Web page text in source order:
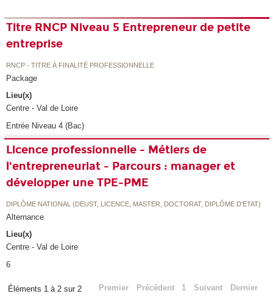
Titre RNCP Niveau 5 Entrepreneur de petite
entreprise
RNCP - TITRE À FINALITÉ PROFESSIONNELLE
Package
Lieu(x)
Centre - Val de Loire
Entrée Niveau 4 (Bac)
Licence professionnelle - Métiers de
l'entrepreneuriat - Parcours : manager et
développer une TPE-PME
DIPLÔME NATIONAL (DEUST, LICENCE, MASTER, DOCTORAT, DIPLÔME D'ETAT)
Alternance
Lieu(x)
Centre - Val de Loire
6
Éléments 1 à 2 sur 2 Premier Précédent 1 Suivant Dernier